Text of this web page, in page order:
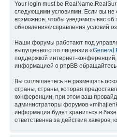
Your login must be
следующими условиями. Если вы не
возможное, чтобы уведомить вас
обновления/исправления условий
Наши форумы работают под
выпущенного по лицензии «General
поддержкой интернет-
информацией о phpBB обращайтесь
Вы соглашаетесь не размещать
страны, страны, которая
конференции, при этом ваш
администраторы форумов
информация будет храниться в
ответственна за действия хакеров,